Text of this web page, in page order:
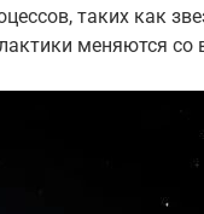
таких как
меняются со